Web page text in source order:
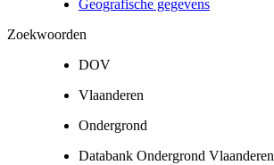
Geografische gegevens
Zoekwoorden
DOV
Vlaanderen
Ondergrond
Databank Ondergrond Vlaanderen